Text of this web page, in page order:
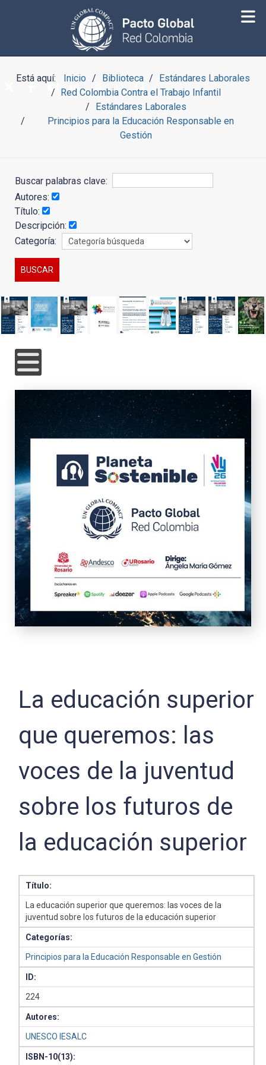
Está aquí: Inicio Biblioteca
Estándares Laborales
Red Colombia Contra el Trabajo Infantil
Estándares Laborales
Principios para la Educación Responsable en
Gestión
Buscar palabras clave:
Autores:
Título:
Descripción:
Categoría:
La educación superior
que queremos: las
voces de la juventud
sobre los futuros de
la educación superior
Título:
La educación superior que queremos: las voces de la
juventud sobre los futuros de la educación superior
Categorías:
Principios para la Educación Responsable en Gestión
ID:
224
Autores:
UNESCO IESALC
ISBN-10(13):